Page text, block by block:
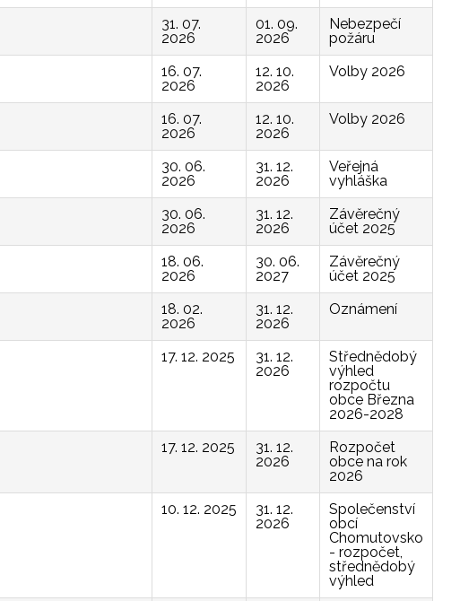
31. 07.
2026
01. 09.
2026
Nebezpečí
požáru
16. 07.
2026
12. 10.
2026
Volby 2026
16. 07.
2026
12. 10.
2026
Volby 2026
30. 06.
2026
31. 12.
2026
Veřejná
vyhláška
30. 06.
2026
31. 12.
2026
Závěrečný
účet 2025
18. 06.
2026
30. 06.
2027
Závěrečný
účet 2025
18. 02.
2026
31. 12.
2026
Oznámení
17. 12. 2025
31. 12.
2026
Střednědobý
výhled
rozpočtu
obce Března
2026-2028
17. 12. 2025
31. 12.
2026
Rozpočet
obce na rok
2026
10. 12. 2025
31. 12.
2026
Společenství
obcí
Chomutovsko
- rozpočet,
střednědobý
výhled